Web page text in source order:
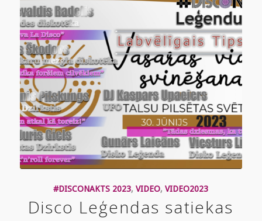
#DISCONAKTS 2023,VIDEO,VIDEO2023
Disco Leģendas satiekas